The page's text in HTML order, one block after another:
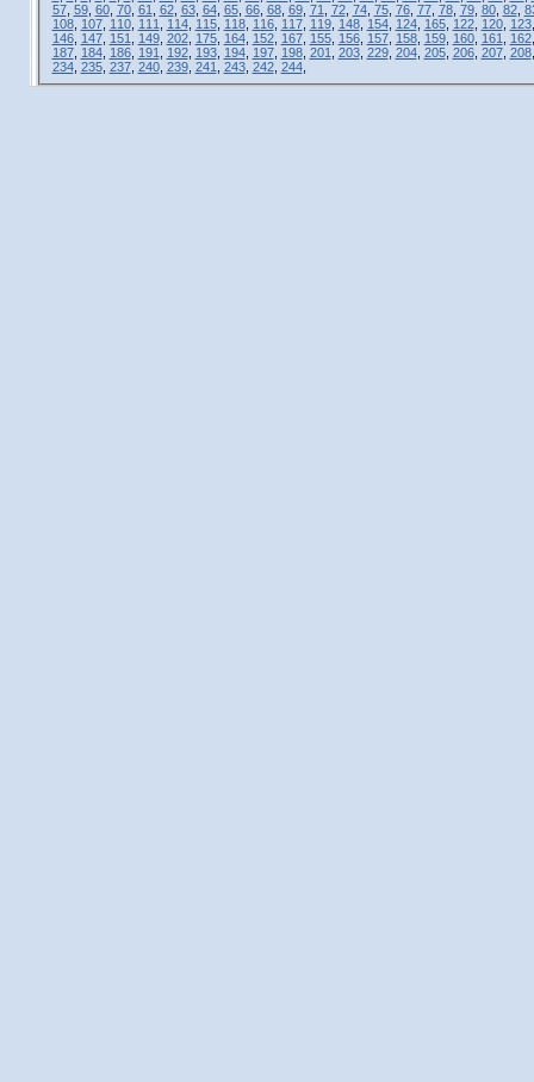
57, 59, 60, 70, 61 62, 63, 64, 65, 66, 68, 69, 71 72, 74, 75, 76, 77, 78, 79, 80, 82,
108, 107, 110, 111 114, 115, 118, 116, 117, 119, 148, 154, 124, 165, 122, 120, 123
146, 147, 151 149, 202, 175, 164, 152, 167, 155, 156, 157, 158, 159, 160, 161 162
187, 184, 186, 191 192, 193, 194, 197, 198, 201 203, 229, 204, 205, 206, 207, 208
234, 235, 237, 240, 239, 241 243, 242, 244,